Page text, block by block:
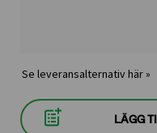
Se leveransalternativ här »
LÄGG